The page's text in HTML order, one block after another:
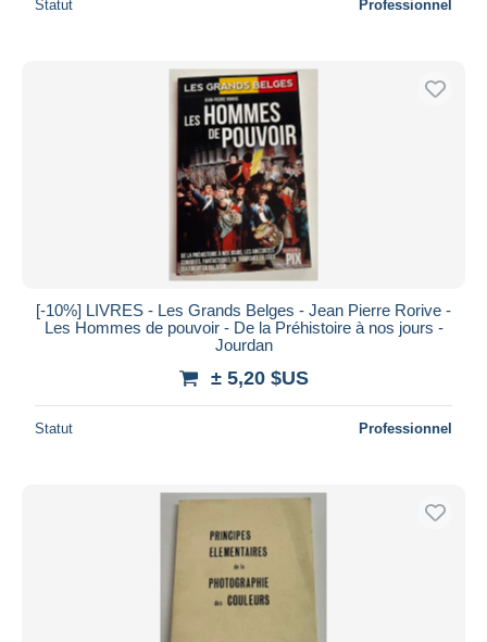
Statut Professionnel
[-10%] LIVRES - Les Grands Belges - Jean Pierre Rorive -
Les Hommes de pouvoir - De la Préhistoire à nos jours -
Jourdan
± 5,20 $US
Statut Professionnel